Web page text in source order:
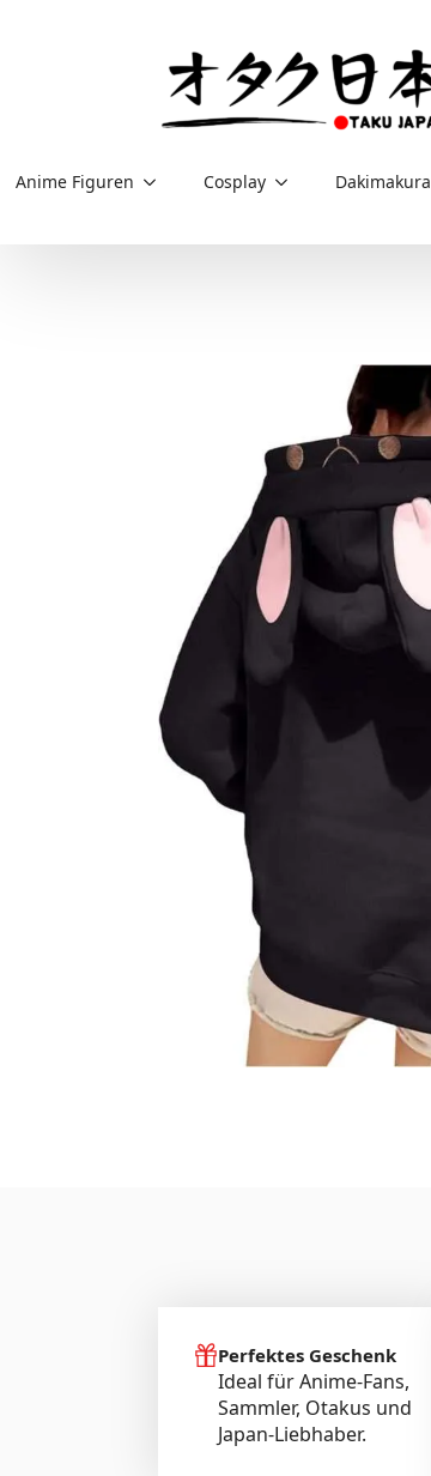
Anime Figuren Cosplay Dakimakura
Perfektes Geschenk
Ideal für Anime-Fans,
Sammler, Otakus und
Japan-Liebhaber.